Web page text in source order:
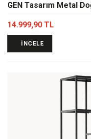
GEN Tasarım Metal
14.999,90 TL
İNCELE